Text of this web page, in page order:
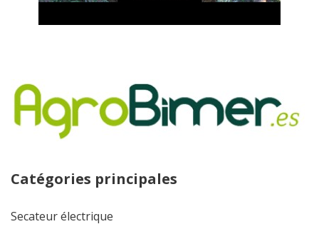
Catégories principales
Secateur électrique